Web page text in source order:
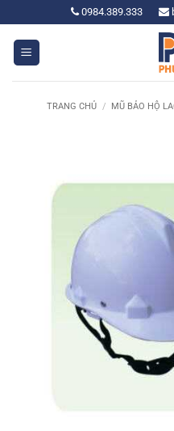
qua
dung
0984.389.333
TRANG CHỦ / MŨ BẢO HỘ